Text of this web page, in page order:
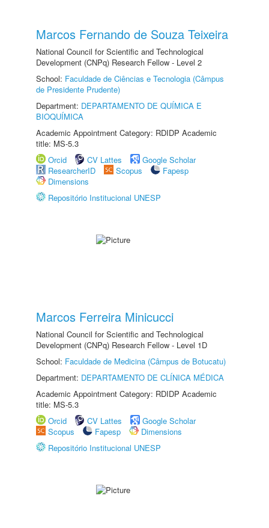
Marcos Fernando de Souza Teixeira
National Council for Scientific and Technological
Development (CNPq) Research Fellow - Level 2
School: Faculdade de Ciências e Tecnologia (Câmpus
de Presidente Prudente)
Department: DEPARTAMENTO DE QUÍMICA E
BIOQUÍMICA
Academic Appointment Category: RDIDP Academic
title: MS-5.3
Orcid
CV Lattes
Google Scholar
ResearcherID
Scopus
Fapesp
Dimensions
Repositório Institucional UNESP
Marcos Ferreira Minicucci
National Council for Scientific and Technological
Development (CNPq) Research Fellow - Level 1D
School: Faculdade de Medicina (Câmpus de Botucatu)
Department: DEPARTAMENTO DE CLÍNICA MÉDICA
Academic Appointment Category: RDIDP Academic
title: MS-5.3
Orcid
CV Lattes
Google Scholar
Scopus
Fapesp
Dimensions
Repositório Institucional UNESP